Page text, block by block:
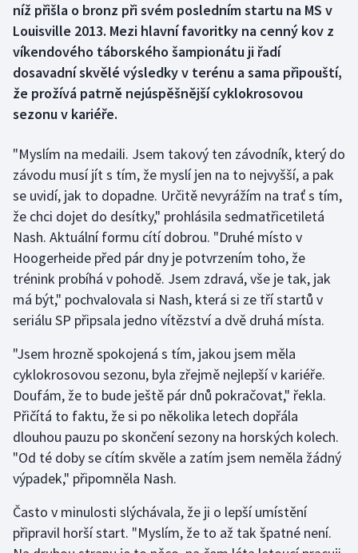
Futsal
Golf
Gymnastika
Jezdectví
Judo
Krasobruslení
Lezení
Moderní pětiboj
Motorsport
Olympijské hry
Parasport
Plavání
níž přišla o bronz při svém posledním startu na MS v
Louisville 2013. Mezi hlavní favoritky na cenný kov z
víkendového táborského šampionátu ji řadí
dosavadní skvělé výsledky v terénu a sama připouští,
že prožívá patrně nejúspěšnější cyklokrosovou
sezonu v kariéře.
"Myslím na medaili. Jsem takový ten závodník, který do
závodu musí jít s tím, že myslí jen na to nejvyšší, a pak
se uvidí, jak to dopadne. Určitě nevyrážím na trať s tím,
že chci dojet do desítky," prohlásila sedmatřicetiletá
Nash. Aktuální formu cítí dobrou. "Druhé místo v
Hoogerheide před pár dny je potvrzením toho, že
trénink probíhá v pohodě. Jsem zdravá, vše je tak, jak
má být," pochvalovala si Nash, která si ze tří startů v
seriálu SP připsala jedno vítězství a dvě druhá místa.
"Jsem hrozně spokojená s tím, jakou jsem měla
cyklokrosovou sezonu, byla zřejmě nejlepší v kariéře.
Doufám, že to bude ještě pár dnů pokračovat," řekla.
Přičítá to faktu, že si po několika letech dopřála
dlouhou pauzu po skončení sezony na horských kolech.
"Od té doby se cítím skvěle a zatím jsem neměla žádný
výpadek," připomněla Nash.
Často v minulosti slýchávala, že ji o lepší umístění
připravil horší start. "Myslím, že to až tak špatné není.